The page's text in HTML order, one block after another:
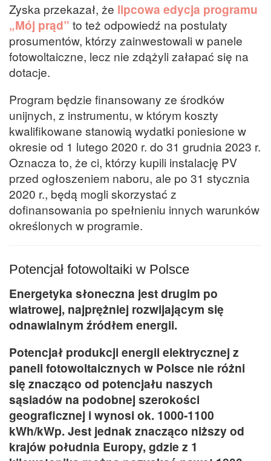
Zyska przekazał, że lipcowa edycja programu
„Mój prąd” to też odpowiedź na postulaty
prosumentów, którzy zainwestowali w panele
fotowoltaiczne, lecz nie zdążyli załapać się na
dotacje.
Program będzie finansowany ze środków
unijnych, z instrumentu, w którym koszty
kwalifikowane stanowią wydatki poniesione w
okresie od 1 lutego 2020 r. do 31 grudnia 2023 r.
Oznacza to, że ci, którzy kupili instalację PV
przed ogłoszeniem naboru, ale po 31 stycznia
2020 r., będą mogli skorzystać z
dofinansowania po spełnieniu innych warunków
określonych w programie.
Potencjał fotowoltaiki w Polsce
Energetyka słoneczna jest drugim po
wiatrowej, najprężniej rozwijającym się
odnawialnym źródłem energii.
Potencjał produkcji energii elektrycznej z
paneli fotowoltaicznych w Polsce nie różni
się znacząco od potencjału naszych
sąsiadów na podobnej szerokości
geograficznej i wynosi ok. 1000-1100
kWh/kWp. Jest jednak znacząco niższy od
krajów południa Europy, gdzie z 1